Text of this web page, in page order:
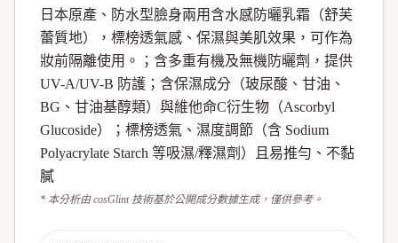
日本原產、防水型臉身兩用含水感防曬乳霜（舒芙
蕾質地），標榜透氣感、保濕與美肌效果，可作為
妝前隔離使用。；含多重有機及無機防曬劑，提供
UV-A/UV-B 防護；含保濕成分（玻尿酸、甘油、
BG、甘油基醇類）與維他命C衍生物（Ascorbyl
Glucoside）；標榜透氣、濕度調節（含 Sodium
Polyacrylate Starch 等吸濕/釋濕劑）且易推勻、不黏
膩
* 本分析由 cosGlint 技術基於公開成分數據生成，僅供參考。